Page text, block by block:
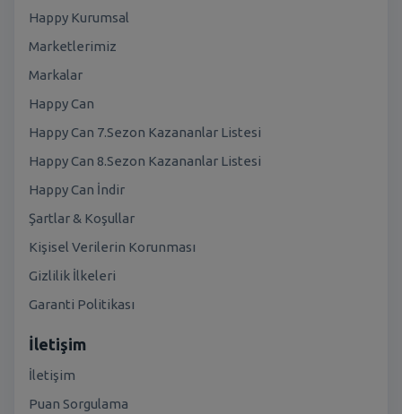
Happy Kurumsal
Marketlerimiz
Markalar
Happy Can
Happy Can 7.Sezon Kazananlar Listesi
Happy Can 8.Sezon Kazananlar Listesi
Happy Can İndir
Şartlar & Koşullar
Kişisel Verilerin Korunması
Gizlilik İlkeleri
Garanti Politikası
İletişim
İletişim
Puan Sorgulama